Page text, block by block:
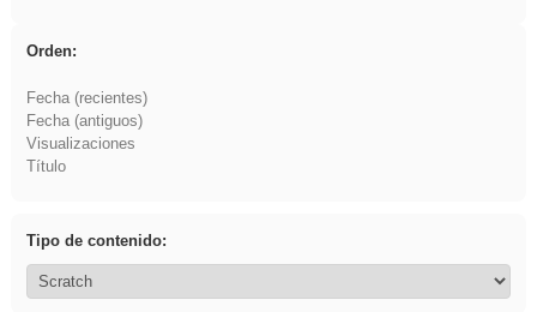
Orden:
Fecha (recientes)
Fecha (antiguos)
Visualizaciones
Título
Tipo de contenido: